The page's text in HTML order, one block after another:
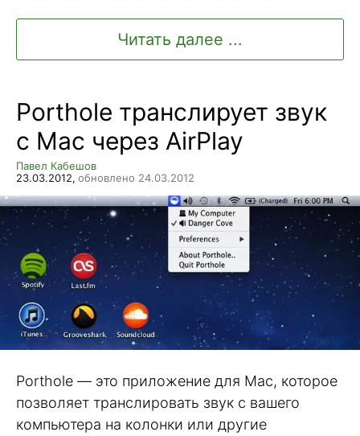
Читать далее ...
Porthole транслирует звук
с Mac через AirPlay
Павел Кабешов
23.03.2012, обновлено 24.03.2012
Porthole — это приложение для Mac, которое
позволяет транслировать звук с вашего
компьютера на колонки или другие